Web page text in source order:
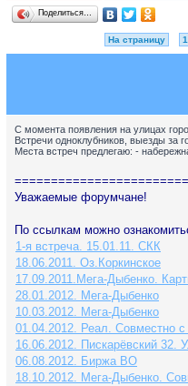
Поделиться…
На страницу 1
С момента появления на улицах
Встречи одноклубников, выезды за
Места встреч предлегаю: -
Уважаемые форумчане!
По ссылкам можно
1-я встреча. 15.01.11. СКК
18.06.2011. Оз.Коркинское
17.09.2011.Мега-Дыбенко.
28.01.2012. Мега-Дыбенко
10.03.2012. Мега-Дыбенко
01.04.2012. Реал. Совместно с
16.06.2012. Пискарёвский 32.
06.08.2012. Биржа ВО
18.10.2012. Мега-Дыбенко.